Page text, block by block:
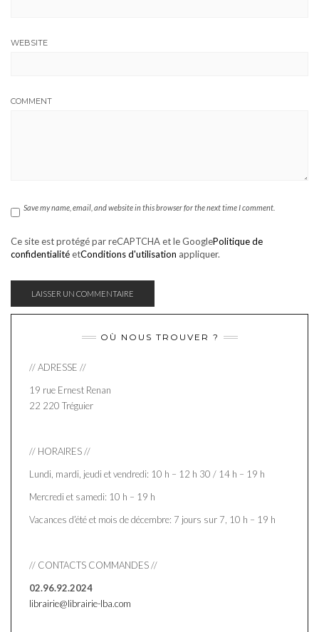
WEBSITE
COMMENT
Save my name, email, and website in this browser for the next time I comment.
Ce site est protégé par reCAPTCHA et le GooglePolitique de
confidentialitéetConditions d'utilisation appliquer.
OÙ NOUS TROUVER ?
// ADRESSE //
19 rue Ernest Renan
22 220 Tréguier
// HORAIRES //
Lundi, mardi, jeudi et vendredi: 10 h – 12 h 30 / 14 h – 19 h
Mercredi et samedi: 10 h – 19 h
Vacances d’été et mois de décembre: 7 jours sur 7, 10 h – 19 h
// CONTACTS COMMANDES //
02.96.92.2024
librairie@librairie-lba.com